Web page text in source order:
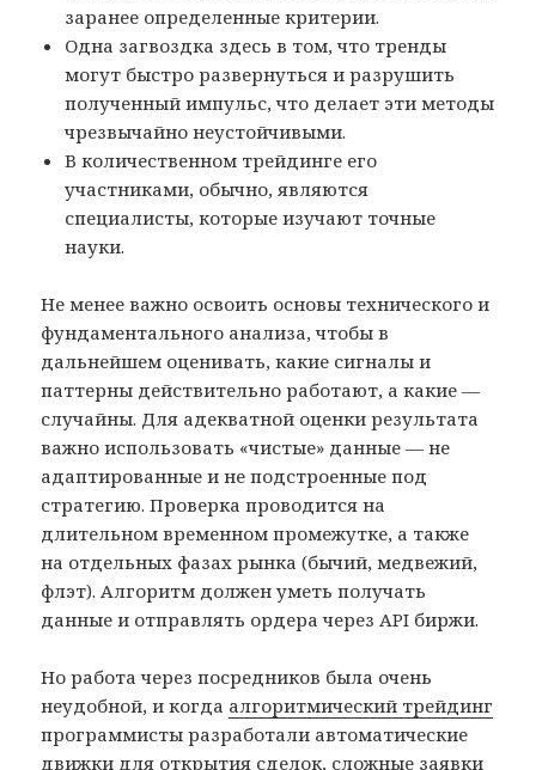
заранее определенные критерии.
Одна загвоздка здесь в том, что тренды
могут быстро развернуться и разрушить
полученный импульс, что делает эти методы
чрезвычайно неустойчивыми.
В количественном трейдинге его
участниками, обычно, являются
специалисты, которые изучают точные
науки.
Не менее важно освоить основы технического и
фундаментального анализа, чтобы в
дальнейшем оценивать, какие сигналы и
паттерны действительно работают, а какие —
случайны. Для адекватной оценки результата
важно использовать «чистые» данные — не
адаптированные и не подстроенные под
стратегию. Проверка проводится на
длительном временном промежутке, а также
на отдельных фазах рынка (бычий, медвежий,
флэт). Алгоритм должен уметь получать
данные и отправлять ордера через API биржи.
Но работа через посредников была очень
неудобной, и когда алгоритмический трейдинг
программисты разработали автоматические
движки для открытия сделок, сложные заявки